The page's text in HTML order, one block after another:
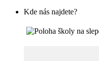
Kde nás najdete?